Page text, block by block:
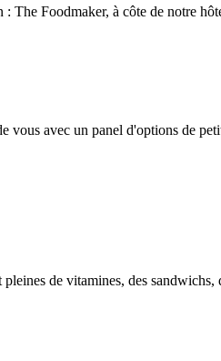
Foodmaker, à côte de notre
vous avec un panel d'options de
de vitamines, des